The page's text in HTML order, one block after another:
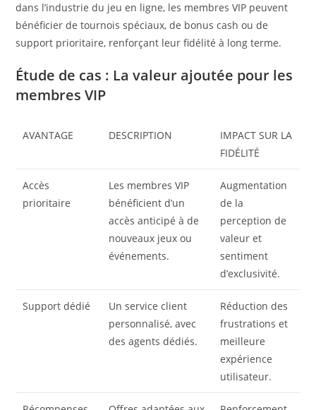
dans l’industrie du jeu en ligne, les membres VIP peuvent
bénéficier de tournois spéciaux, de bonus cash ou de
support prioritaire, renforçant leur fidélité à long terme.
Étude de cas : La valeur ajoutée pour les
membres VIP
AVANTAGE DESCRIPTION
IMPACT SUR LA
FIDÉLITÉ
Accès
prioritaire
Les membres VIP
bénéficient d’un
accès anticipé à de
nouveaux jeux ou
événements.
Augmentation
de la
perception de
valeur et
sentiment
d’exclusivité.
Support dédié
Un service client
personnalisé, avec
des agents dédiés.
Réduction des
frustrations et
meilleure
expérience
utilisateur.